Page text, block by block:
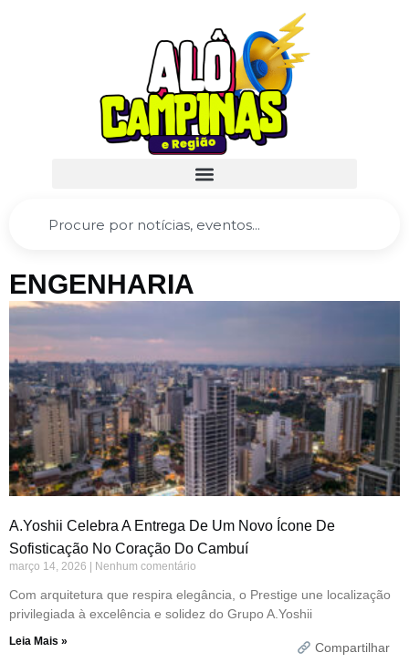
ENGENHARIA
A.Yoshii Celebra A Entrega De Um Novo Ícone De
Sofisticação No Coração Do Cambuí
março 14, 2026 Nenhum comentário
Com arquitetura que respira elegância, o Prestige une localização
privilegiada à excelência e solidez do Grupo A.Yoshii
Leia Mais » Compartilhar